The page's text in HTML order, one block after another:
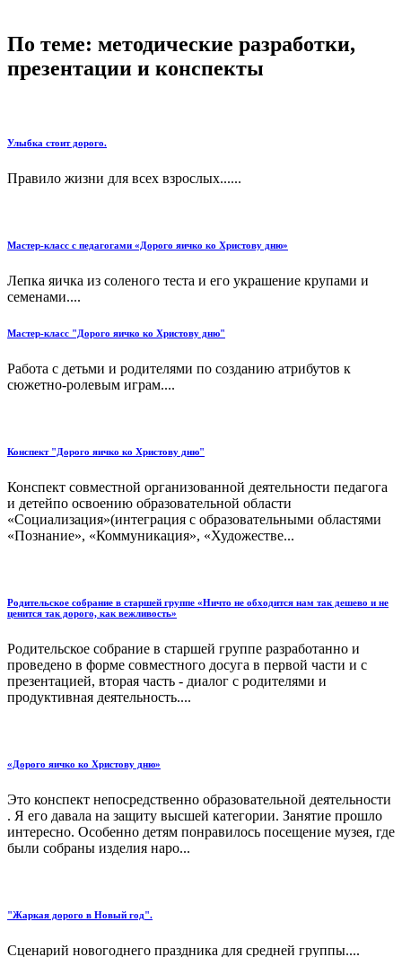
По теме: методические разработки,
презентации и конспекты
Улыбка стоит дорого.
Правило жизни для всех взрослых......
Мастер-класс с педагогами «Дорого яичко ко Христову дню»
Лепка яичка из соленого теста и его украшение крупами и
семенами....
Мастер-класс "Дорого яичко ко Христову дню"
Работа с детьми и родителями по созданию атрибутов к
сюжетно-ролевым играм....
Конспект "Дорого яичко ко Христову дню"
Конспект совместной организованной деятельности педагога
и детейпо освоению образовательной области
«Социализация»(интеграция с образовательными областями
«Познание», «Коммуникация», «Художестве...
Родительское собрание в старшей группе «Ничто не обходится нам так дешево и не
ценится так дорого, как вежливость»
Родительское собрание в старшей группе разработанно и
проведено в форме совместного досуга в первой части и с
презентацией, вторая часть - диалог с родителями и
продуктивная деятельность....
«Дорого яичко ко Христову дню»
Это конспект непосредственно образовательной деятельности
. Я его давала на защиту высшей категории. Занятие прошло
интересно. Особенно детям понравилось посещение музея, где
были собраны изделия наро...
"Жаркая дорого в Новый год".
Сценарий новогоднего праздника для средней группы....